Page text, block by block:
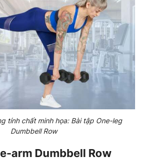
tính chất minh họa: Bài tập One-leg
Dumbbell Row
arm Dumbbell Row